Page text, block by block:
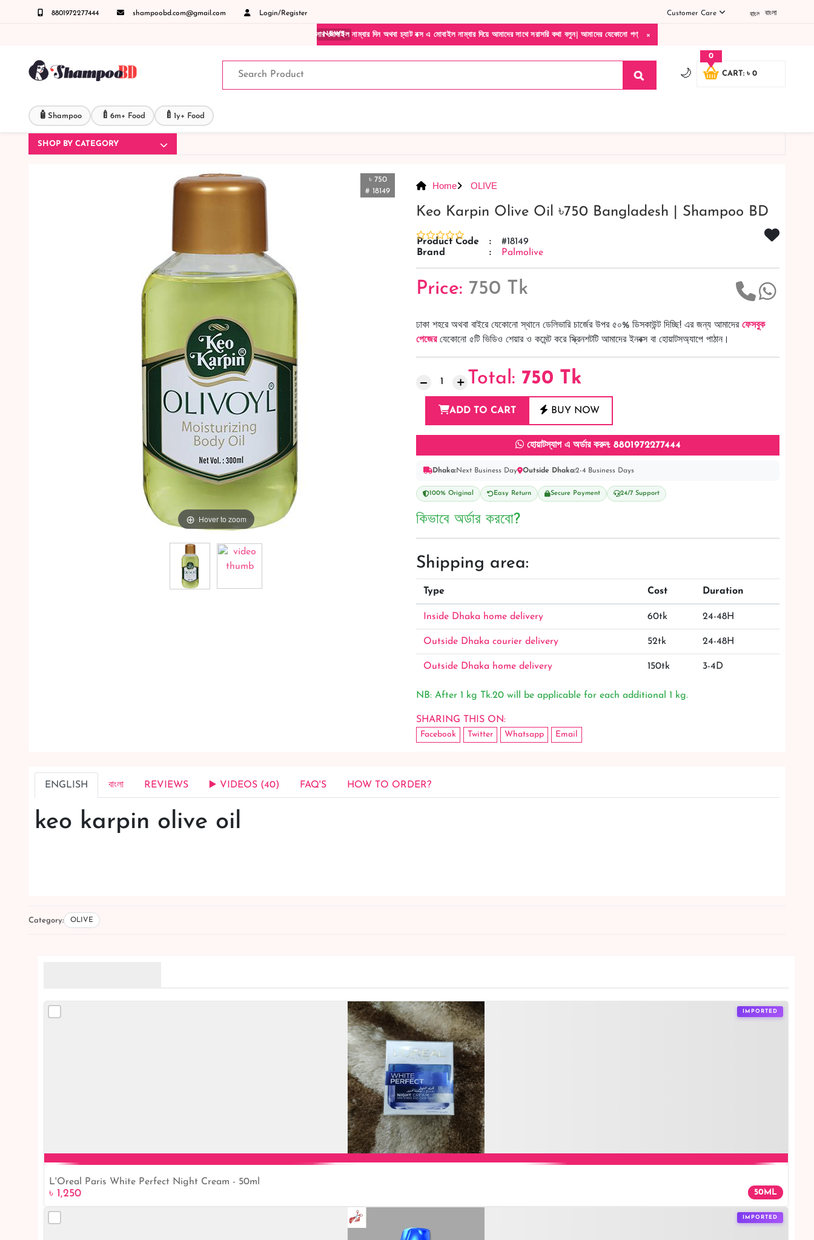
8801972277444 shampoobd.com@gmail.com Login/Register বাংলা
Customer Care
×
NEWS
কল করুনঃ ( IMO + Whatsapp ) +8801972277444 সহজে অর্ডার করতে প্রোডাক্ট পেজে আপনার মোবাইল নাম্বার দিন অথবা চ্যাট বক্স এ মোবাইল নাম্বার দিয়ে আমাদের সাথে সরাসরি কথা বলুন| আমাদের যেকোনো পণ্য হাতে নিয়ে দেখে টাকা দিবেন ডেলিভারি ম্যান চলে যাওয়ার পরে কোনরকম
🌙 CART: ৳ 0
0
🧴 Shampoo 🍼 6m+ Food 🍼 1y+ Food
SHOP BY CATEGORY
৳ 750
# 18149
Hover to zoom
Home OLIVE
Keo Karpin Olive Oil ৳750 Bangladesh | Shampoo BD
Product Code :
#18149
Brand
: Palmolive
Price: 750 Tk
ঢাকা শহরে অথবা বাইরে যেকোনো স্থানে ডেলিভারি চার্জের উপর ৫০% ডিসকাউন্ট দিচ্ছি! এর জন্য আমাদের ফেসবুক
পেজেরযেকোনো ৫টি ভিডিও শেয়ার ও কমেন্ট করে স্ক্রিনশটটি আমাদের ইনবক্স বা হোয়াটসঅ্যাপে পাঠান।
Total: 750 Tk
ADD TO CART BUY NOW
হোয়াটস্যাপ এ অর্ডার করুন: 8801972277444
Dhaka:Next Business Day Outside Dhaka:2-4 Business Days
100% Original Easy Return Secure Payment 24/7 Support
কিভাবে অর্ডার করবো?
Shipping area:
Type Cost Duration
Inside Dhaka home delivery 60tk 24-48H
Outside Dhaka courier delivery 52tk 24-48H
Outside Dhaka home delivery 150tk 3-4D
NB: After 1 kg Tk.20 will be applicable for each additional 1 kg.
SHARING THIS ON:
Facebook Twitter Whatsapp Email
ENGLISH বাংলা REVIEWS ▶️ VIDEOS (40) FAQ'S HOW TO ORDER?
keo karpin olive oil
Category: OLIVE
IMPORTED
L'Oreal Paris White Perfect Night Cream - 50ml
৳ 1,250 50ML
IMPORTED